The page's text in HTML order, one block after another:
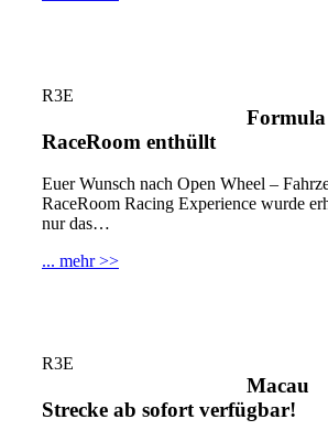
R3E
Formula
RaceRoom enthüllt
Euer Wunsch nach Open Wheel –
RaceRoom Racing Experience wurde
nur das…
... mehr >>
R3E
Macau
Strecke ab sofort verfügbar!